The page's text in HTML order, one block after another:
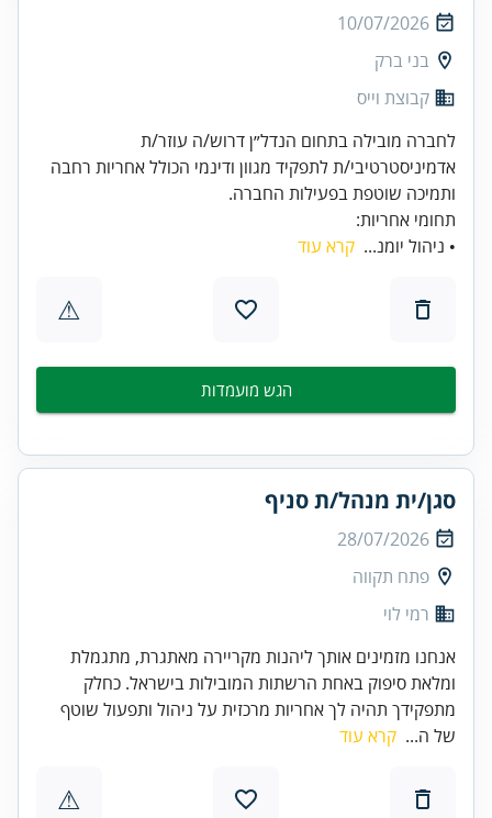
10/07/2026
בני ברק
קבוצת וייס
לחברה מובילה בתחום הנדל״ן דרוש/ה עוזר/ת
אדמיניסטרטיבי/ת לתפקיד מגוון ודינמי הכולל אחריות רחבה
ותמיכה שוטפת בפעילות החברה.
תחומי אחריות:
• ניהול יומנ... קרא עוד
⚠
הגש מועמדות
סגן/ית מנהל/ת סניף
28/07/2026
פתח תקווה
רמי לוי
אנחנו מזמינים אותך ליהנות מקריירה מאתגרת, מתגמלת
ומלאת סיפוק באחת הרשתות המובילות בישראל. כחלק
מתפקידך תהיה לך אחריות מרכזית על ניהול ותפעול שוטף
של ה... קרא עוד
⚠